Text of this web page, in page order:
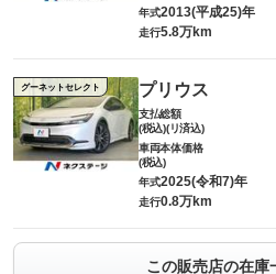
年式2013(平成25)年
走行5.8万km
グーネットセレクト プリウス
支払総額
(税込)(リ済込)
車両本体価格
(税込)
年式2025(令和7)年
走行0.8万km
この販売店の在庫